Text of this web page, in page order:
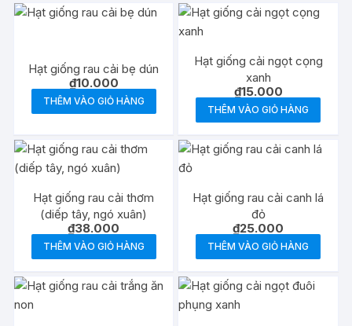
Hạt giống rau cải bẹ dún
₫10.000
THÊM VÀO GIỎ HÀNG
Hạt giống cải ngọt cọng
xanh
₫15.000
THÊM VÀO GIỎ HÀNG
Hạt giống rau cải thơm
(diếp tây, ngó xuân)
₫38.000
THÊM VÀO GIỎ HÀNG
Hạt giống rau cải canh lá
đỏ
₫25.000
THÊM VÀO GIỎ HÀNG